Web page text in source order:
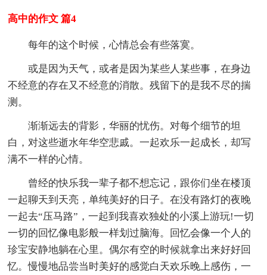
高中的作文 篇4
每年的这个时候，心情总会有些落寞。
或是因为天气，或者是因为某些人某些事，在身边
不经意的存在又不经意的消散。残留下的是我不尽的揣
测。
渐渐远去的背影，华丽的忧伤。对每个细节的坦
白，对这些逝水年华空悲戚。一起欢乐一起成长，却写
满不一样的心情。
曾经的快乐我一辈子都不想忘记，跟你们坐在楼顶
一起聊天到天亮，单纯美好的日子。在没有路灯的夜晚
一起去“压马路”，一起到我喜欢独处的小溪上游玩!一切
一切的回忆像电影般一样划过脑海。回忆会像一个人的
珍宝安静地躺在心里。偶尔有空的时候就拿出来好好回
忆。慢慢地品尝当时美好的感觉白天欢乐晚上感伤，一